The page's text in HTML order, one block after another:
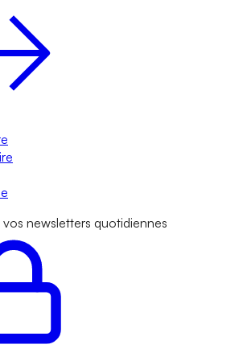
newsletters quotidiennes